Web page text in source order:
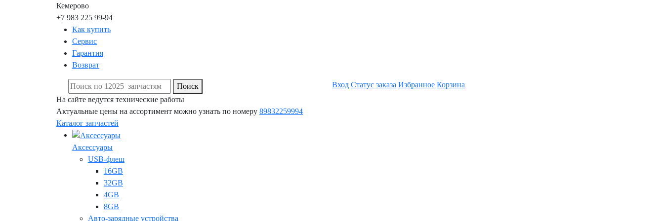
Кемерово
+7 983 225 99-94
Как купить
Сервис
Гарантия
Возврат
Поиск Вход Статус заказа Избранное Корзина
На сайте ведутся технические работы
Актуальные цены на ассортимент можно узнать по номеру 89832259994
Каталог запчастей
Аксессуары
USB-флеш
16GB
32GB
4GB
8GB
Авто-зарядные устройства